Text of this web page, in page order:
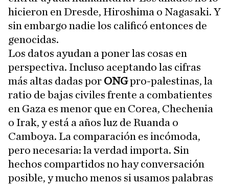
hicieron en Dresde, Hiroshima o Nagasaki. Y
sin embargo nadie los calificó entonces de
genocidas.
Los datos ayudan a poner las cosas en
perspectiva. Incluso aceptando las cifras
más altas dadas por ONGpro-palestinas, la
ratio de bajas civiles frente a combatientes
en Gaza es menor que en Corea, Chechenia
o Irak, y está a años luz de Ruanda o
Camboya. La comparación es incómoda,
pero necesaria: la verdad importa. Sin
hechos compartidos no hay conversación
posible, y mucho menos si usamos palabras